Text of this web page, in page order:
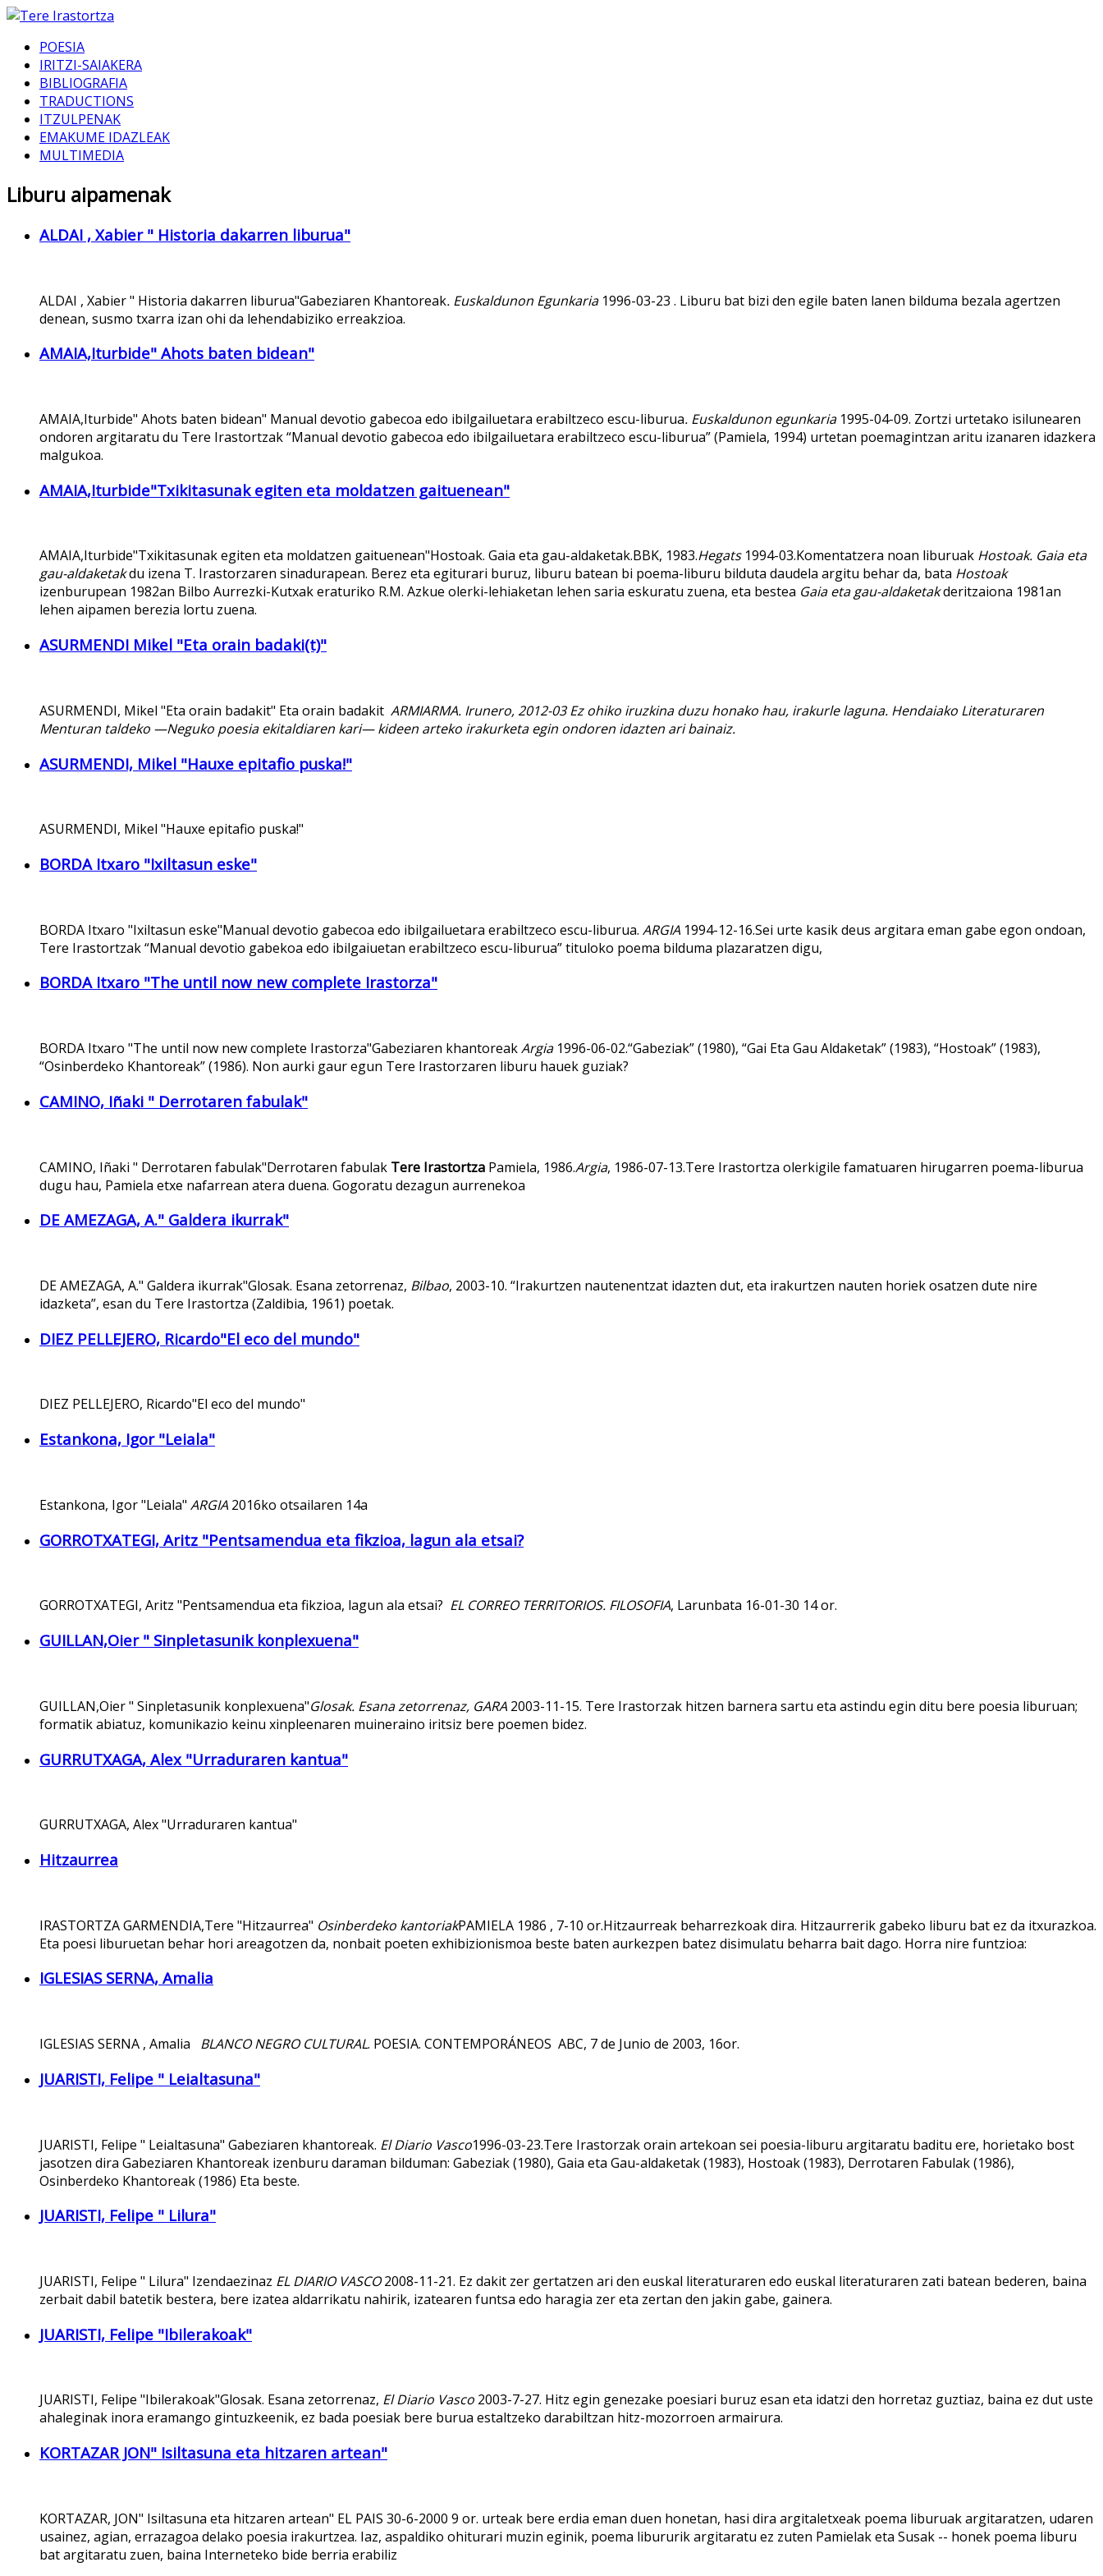
POESIA
IRITZI-SAIAKERA
BIBLIOGRAFIA
TRADUCTIONS
ITZULPENAK
EMAKUME IDAZLEAK
MULTIMEDIA
Liburu aipamenak
ALDAI , Xabier " Historia dakarren liburua"
ALDAI , Xabier " Historia dakarren liburua"Gabeziaren Khantoreak. Euskaldunon Egunkaria1996-03-23 . Liburu bat bizi den egile baten lanen bilduma bezala agertzen
denean, susmo txarra izan ohi da lehendabiziko erreakzioa.
AMAIA,Iturbide" Ahots baten bidean"
AMAIA,Iturbide" Ahots baten bidean" Manual devotio gabecoa edo ibilgailuetara erabiltzeco escu-liburua. Euskaldunon egunkaria1995-04-09. Zortzi urtetako isilunearen
ondoren argitaratu du Tere Irastortzak “Manual devotio gabecoa edo ibilgailuetara erabiltzeco escu-liburua” (Pamiela, 1994) urtetan poemagintzan aritu izanaren idazkera
malgukoa.
AMAIA,Iturbide"Txikitasunak egiten eta moldatzen gaituenean"
AMAIA,Iturbide"Txikitasunak egiten eta moldatzen gaituenean"Hostoak. Gaia eta gau-aldaketak.BBK, 1983.Hegats1994-03.Komentatzera noan liburuak Hostoak. Gaia eta
gau-aldaketakdu izena T. Irastorzaren sinadurapean. Berez eta egiturari buruz, liburu batean bi poema-liburu bilduta daudela argitu behar da, bata Hostoak
izenburupean 1982an Bilbo Aurrezki-Kutxak eraturiko R.M. Azkue olerki-lehiaketan lehen saria eskuratu zuena, eta bestea Gaia eta gau-aldaketakderitzaiona 1981an
lehen aipamen berezia lortu zuena.
ASURMENDI Mikel "Eta orain badaki(t)"
ASURMENDI, Mikel "Eta orain badakit" Eta orain badakit ARMIARMA. Irunero, 2012-03 Ez ohiko iruzkina duzu honako hau, irakurle laguna. Hendaiako Literaturaren
Menturan taldeko —Neguko poesia ekitaldiaren kari— kideen arteko irakurketa egin ondoren idazten ari bainaiz.
ASURMENDI, Mikel "Hauxe epitafio puska!"
ASURMENDI, Mikel "Hauxe epitafio puska!"
BORDA Itxaro "Ixiltasun eske"
BORDA Itxaro "Ixiltasun eske"Manual devotio gabecoa edo ibilgailuetara erabiltzeco escu-liburua. ARGIA 1994-12-16.Sei urte kasik deus argitara eman gabe egon ondoan,
Tere Irastortzak “Manual devotio gabekoa edo ibilgaiuetan erabiltzeco escu-liburua” tituloko poema bilduma plazaratzen digu,
BORDA Itxaro "The until now new complete Irastorza"
BORDA Itxaro "The until now new complete Irastorza"Gabeziaren khantoreakArgia1996-06-02.“Gabeziak” (1980), “Gai Eta Gau Aldaketak” (1983), “Hostoak” (1983),
“Osinberdeko Khantoreak” (1986). Non aurki gaur egun Tere Irastorzaren liburu hauek guziak?
CAMINO, Iñaki " Derrotaren fabulak"
CAMINO, Iñaki " Derrotaren fabulak"Derrotaren fabulak Tere Irastortza Pamiela, 1986.Argia, 1986-07-13.Tere Irastortza olerkigile famatuaren hirugarren poema-liburua
dugu hau, Pamiela etxe nafarrean atera duena. Gogoratu dezagun aurrenekoa
DE AMEZAGA, A." Galdera ikurrak"
DE AMEZAGA, A." Galdera ikurrak"Glosak. Esana zetorrenaz, Bilbao, 2003-10. “Irakurtzen nautenentzat idazten dut, eta irakurtzen nauten horiek osatzen dute nire
idazketa”, esan du Tere Irastortza (Zaldibia, 1961) poetak.
DIEZ PELLEJERO, Ricardo"El eco del mundo"
DIEZ PELLEJERO, Ricardo"El eco del mundo"
Estankona, Igor "Leiala"
Estankona, Igor "Leiala" ARGIA 2016ko otsailaren 14a
GORROTXATEGI, Aritz "Pentsamendua eta fikzioa, lagun ala etsai?
GORROTXATEGI, Aritz "Pentsamendua eta fikzioa, lagun ala etsai? EL CORREO TERRITORIOS. FILOSOFIA, Larunbata 16-01-30 14 or.
GUILLAN,Oier " Sinpletasunik konplexuena"
GUILLAN,Oier " Sinpletasunik konplexuena"Glosak. Esana zetorrenaz, GARA 2003-11-15. Tere Irastorzak hitzen barnera sartu eta astindu egin ditu bere poesia liburuan;
formatik abiatuz, komunikazio keinu xinpleenaren muineraino iritsiz bere poemen bidez.
GURRUTXAGA, Alex "Urraduraren kantua"
GURRUTXAGA, Alex "Urraduraren kantua"
Hitzaurrea
IRASTORTZA GARMENDIA,Tere "Hitzaurrea" Osinberdeko kantoriakPAMIELA 1986 , 7-10 or.Hitzaurreak beharrezkoak dira. Hitzaurrerik gabeko liburu bat ez da itxurazkoa.
Eta poesi liburuetan behar hori areagotzen da, nonbait poeten exhibizionismoa beste baten aurkezpen batez disimulatu beharra bait dago. Horra nire funtzioa:
IGLESIAS SERNA, Amalia
IGLESIAS SERNA , Amalia BLANCO NEGRO CULTURAL. POESIA. CONTEMPORÁNEOS ABC, 7 de Junio de 2003, 16or.
JUARISTI, Felipe " Leialtasuna"
JUARISTI, Felipe " Leialtasuna" Gabeziaren khantoreak. El Diario Vasco1996-03-23.Tere Irastorzak orain artekoan sei poesia-liburu argitaratu baditu ere, horietako bost
jasotzen dira Gabeziaren Khantoreak izenburu daraman bilduman: Gabeziak (1980), Gaia eta Gau-aldaketak (1983), Hostoak (1983), Derrotaren Fabulak (1986),
Osinberdeko Khantoreak (1986) Eta beste.
JUARISTI, Felipe " Lilura"
JUARISTI, Felipe " Lilura" Izendaezinaz EL DIARIO VASCO2008-11-21. Ez dakit zer gertatzen ari den euskal literaturaren edo euskal literaturaren zati batean bederen, baina
zerbait dabil batetik bestera, bere izatea aldarrikatu nahirik, izatearen funtsa edo haragia zer eta zertan den jakin gabe, gainera.
JUARISTI, Felipe "Ibilerakoak"
JUARISTI, Felipe "Ibilerakoak"Glosak. Esana zetorrenaz, El Diario Vasco 2003-7-27. Hitz egin genezake poesiari buruz esan eta idatzi den horretaz guztiaz, baina ez dut uste
ahaleginak inora eramango gintuzkeenik, ez bada poesiak bere burua estaltzeko darabiltzan hitz-mozorroen armairura.
KORTAZAR JON" Isiltasuna eta hitzaren artean"
KORTAZAR, JON" Isiltasuna eta hitzaren artean" EL PAIS 30-6-2000 9 or. urteak bere erdia eman duen honetan, hasi dira argitaletxeak poema liburuak argitaratzen, udaren
usainez, agian, errazagoa delako poesia irakurtzea. Iaz, aspaldiko ohiturari muzin eginik, poema libururik argitaratu ez zuten Pamielak eta Susak -- honek poema liburu
bat argitaratu zuen, baina Interneteko bide berria erabiliz